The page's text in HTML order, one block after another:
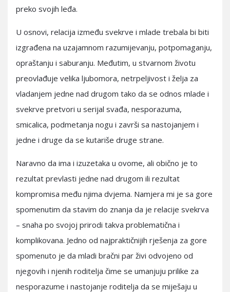
preko svojih leđa.
U osnovi, relacija između svekrve i mlade trebala bi biti
izgrađena na uzajamnom razumijevanju, potpomaganju,
opraštanju i saburanju. Međutim, u stvarnom životu
preovlađuje velika ljubomora, netrpeljivost i želja za
vladanjem jedne nad drugom tako da se odnos mlade i
svekrve pretvori u serijal svađa, nesporazuma,
smicalica, podmetanja nogu i završi sa nastojanjem i
jedne i druge da se kutariše druge strane.
Naravno da ima i izuzetaka u ovome, ali obično je to
rezultat prevlasti jedne nad drugom ili rezultat
kompromisa među njima dvjema. Namjera mi je sa gore
spomenutim da stavim do znanja da je relacije svekrva
– snaha po svojoj prirodi takva problematična i
komplikovana. Jedno od najpraktičnijih rješenja za gore
spomenuto je da mladi bračni par živi odvojeno od
njegovih i njenih roditelja čime se umanjuju prilike za
nesporazume i nastojanje roditelja da se miješaju u